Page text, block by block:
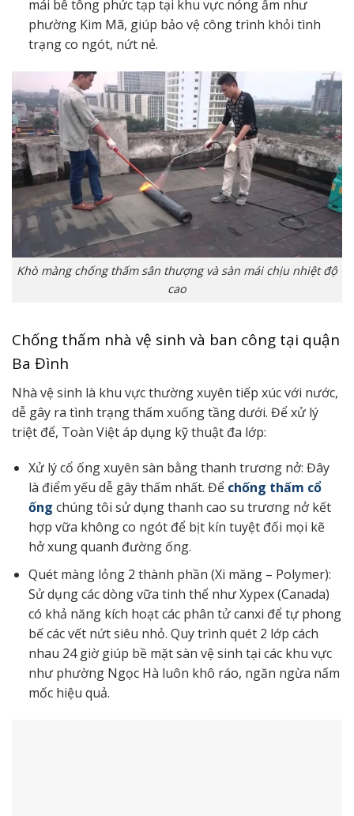
mái bê tông phức tạp tại khu vực nóng ẩm như
phường Kim Mã, giúp bảo vệ công trình khỏi tình
trạng co ngót, nứt nẻ.
Khò màng chống thấm sân thượng và sàn mái chịu nhiệt độ
cao
Chống thấm nhà vệ sinh và ban công tại quận
Ba Đình
Nhà vệ sinh là khu vực thường xuyên tiếp xúc với nước,
dễ gây ra tình trạng thấm xuống tầng dưới. Để xử lý
triệt để, Toàn Việt áp dụng kỹ thuật đa lớp:
Xử lý cổ ống xuyên sàn bằng thanh trương nở: Đây
là điểm yếu dễ gây thấm nhất. Để chống thấm cổ
ống chúng tôi sử dụng thanh cao su trương nở kết
hợp vữa không co ngót để bịt kín tuyệt đối mọi kẽ
hở xung quanh đường ống.
Quét màng lỏng 2 thành phần (Xi măng – Polymer):
Sử dụng các dòng vữa tinh thể như Xypex (Canada)
có khả năng kích hoạt các phân tử canxi để tự phong
bế các vết nứt siêu nhỏ. Quy trình quét 2 lớp cách
nhau 24 giờ giúp bề mặt sàn vệ sinh tại các khu vực
như phường Ngọc Hà luôn khô ráo, ngăn ngừa nấm
mốc hiệu quả.